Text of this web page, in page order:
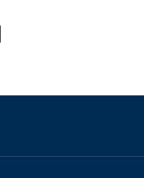
p
r